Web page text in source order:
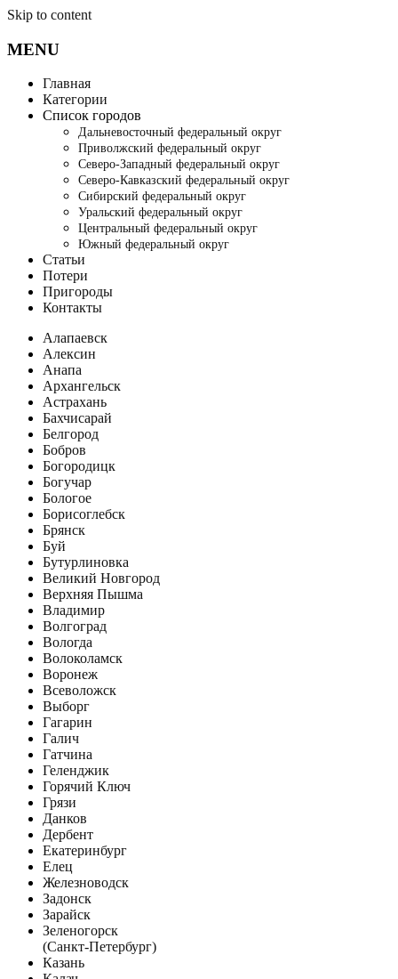
Skip to content
MENU
Главная
Категории
Список городов
Дальневосточный федеральный округ
Приволжский федеральный округ
Северо-Западный федеральный округ
Северо-Кавказский федеральный округ
Сибирский федеральный округ
Уральский федеральный округ
Центральный федеральный округ
Южный федеральный округ
Статьи
Потери
Пригороды
Контакты
Алапаевск
Алексин
Анапа
Архангельск
Астрахань
Бахчисарай
Белгород
Бобров
Богородицк
Богучар
Бологое
Борисоглебск
Брянск
Буй
Бутурлиновка
Великий Новгород
Верхняя Пышма
Владимир
Волгоград
Вологда
Волоколамск
Воронеж
Всеволожск
Выборг
Гагарин
Галич
Гатчина
Геленджик
Горячий Ключ
Грязи
Данков
Дербент
Екатеринбург
Елец
Железноводск
Задонск
Зарайск
Зеленогорск
(Санкт-Петербург)
Казань